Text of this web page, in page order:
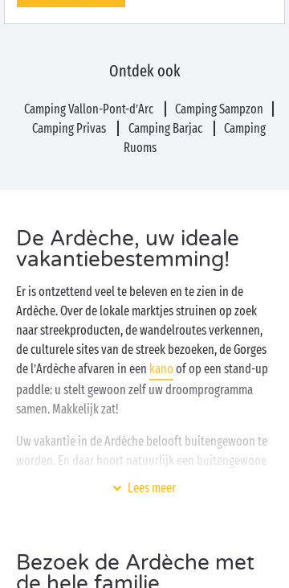
Ontdek ook
Camping Vallon-Pont-d’Arc
Camping Sampzon
Camping Privas
Camping Barjac
Camping
Ruoms
De Ardèche, uw ideale
vakantiebestemming!
Er is ontzettend veel te beleven en te zien in de
Ardèche. Over de lokale marktjes struinen op zoek
naar streekproducten, de wandelroutes verkennen,
de culturele sites van de streek bezoeken, de Gorges
de l’Ardèche afvaren in een kano of op een stand-up
paddle: u stelt gewoon zelf uw droomprogramma
samen. Makkelijk zat!
Uw vakantie in de Ardèche belooft buitengewoon te
worden. En daar hoort natuurlijk een buitengewone
accommodatie bij! Wat dacht u van een setting te
gratis kinderclubs, een wellnessruimte en de
nabijheid van eenrivier? Uw Sandaya-camping vinkt
Lees meer
Bezoek de Ardèche met